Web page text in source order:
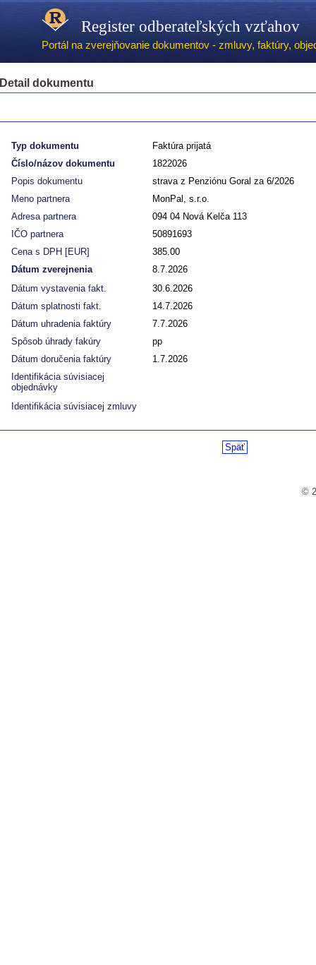
Register odberateľských vzťahov
Portál na zverejňovanie dokumentov - zmluvy, faktúry,
Detail dokumentu
Typ dokumentu
Faktúra prijatá
Číslo/názov dokumentu
1822026
Popis dokumentu
strava z Penziónu Goral za 6/2026
Meno partnera
MonPal, s.r.o.
Adresa partnera
094 04 Nová Kelča 113
IČO partnera
50891693
Cena s DPH [EUR]
385.00
Dátum zverejnenia
8.7.2026
Dátum vystavenia fakt.
30.6.2026
Dátum splatnosti fakt.
14.7.2026
Dátum uhradenia faktúry
7.7.2026
Spôsob úhrady fakúry
pp
Dátum doručenia faktúry
1.7.2026
Identifikácia súvisiacej
objednávky
Identifikácia súvisiacej zmluvy
Späť
©